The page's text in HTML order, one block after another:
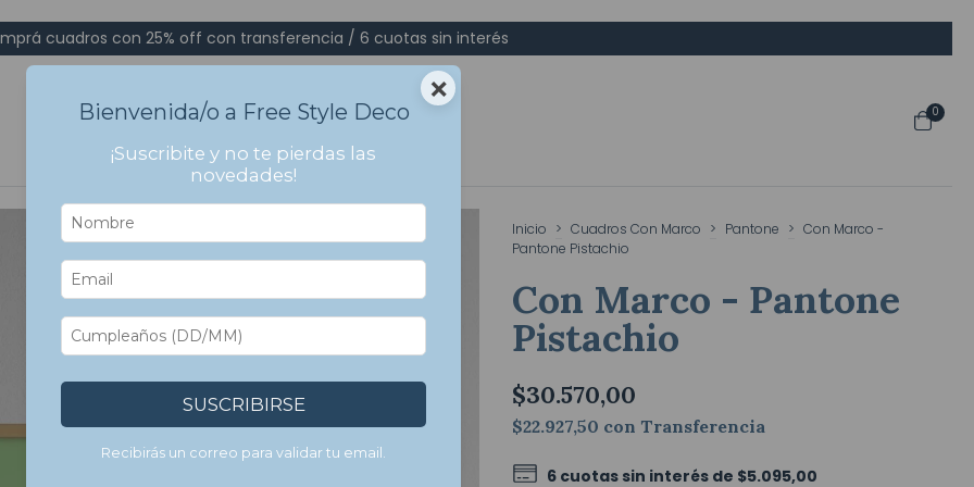
cuadros con 25% off con transferencia / 6 cuotas sin interés
0
Inicio > Cuadros Con Marco > Pantone > Con Marco -
Pantone Pistachio
Con Marco - Pantone
Pistachio
$30.570,00
$22.927,50 con Transferencia
6 cuotas sin interés de $5.095,00
×
Bienvenida/o a Free Style Deco
¡Suscribite y no te pierdas las
novedades!
SUSCRIBIRSE
Recibirás un correo para validar tu email.